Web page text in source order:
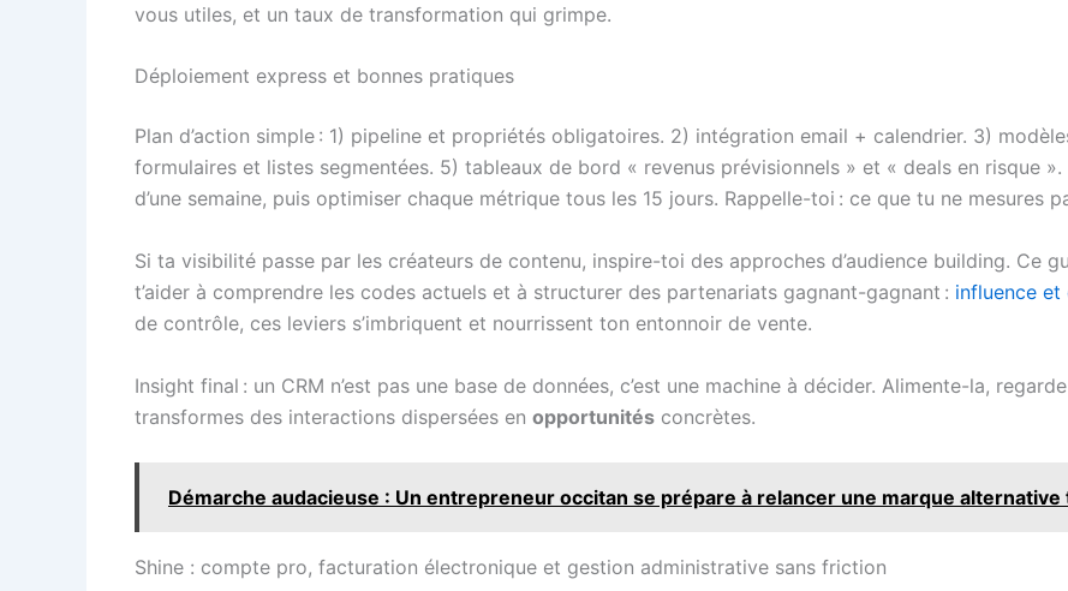
vous utiles, et un taux de transformation qui grimpe.
Déploiement express et bonnes pratiques
Plan d’action simple : 1) pipeline et propriétés obligatoires. 2) intégration email + calendrier. 3)
formulaires et listes segmentées. 5) tableaux de bord « revenus prévisionnels » et « deals en risque
d’une semaine, puis optimiser chaque métrique tous les 15 jours. Rappelle-toi : ce que tu ne mesures
Si ta visibilité passe par les créateurs de contenu, inspire-toi des approches d’audience building. Ce
t’aider à comprendre les codes actuels et à structurer des partenariats gagnant-gagnant : influence
de contrôle, ces leviers s’imbriquent et nourrissent ton entonnoir de vente.
Insight final : un CRM n’est pas une base de données, c’est une machine à décider. Alimente-la,
transformes des interactions dispersées en opportunités concrètes.
Démarche audacieuse : Un entrepreneur occitan se prépare à relancer une marque
Shine : compte pro, facturation électronique et gestion administrative sans friction